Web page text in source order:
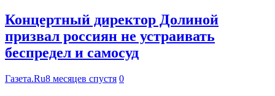
Концертный директор Долиной
призвал россиян не устраивать
беспредел и самосуд
Газета.Ru8 месяцев спустя 0